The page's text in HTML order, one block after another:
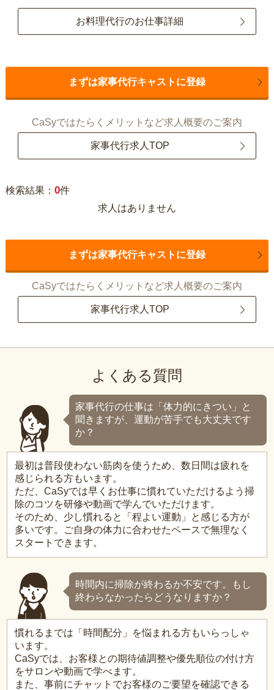
お料理代行のお仕事詳細
まずは家事代行キャストに登録
CaSyではたらくメリットなど求人概要のご案内
家事代行求人TOP
検索結果： 0件
求人はありません
まずは家事代行キャストに登録
CaSyではたらくメリットなど求人概要のご案内
家事代行求人TOP
よくある質問
家事代行の仕事は「体力的にきつい」と
聞きますが、運動が苦手でも大丈夫です
か？
最初は普段使わない筋肉を使うため、数日間は疲れを
感じられる方もいます。
ただ、CaSyでは早くお仕事に慣れていただけるよう掃
除のコツを研修や動画で学んでいただけます。
そのため、少し慣れると「程よい運動」と感じる方が
多いです。ご自身の体力に合わせたペースで無理なく
スタートできます。
時間内に掃除が終わるか不安です。もし
終わらなかったらどうなりますか？
慣れるまでは「時間配分」を悩まれる方もいらっしゃ
います。
CaSyでは、お客様との期待値調整や優先順位の付け方
をサロンや動画で学べます。
また、事前にチャットでお客様のご要望を確認できる